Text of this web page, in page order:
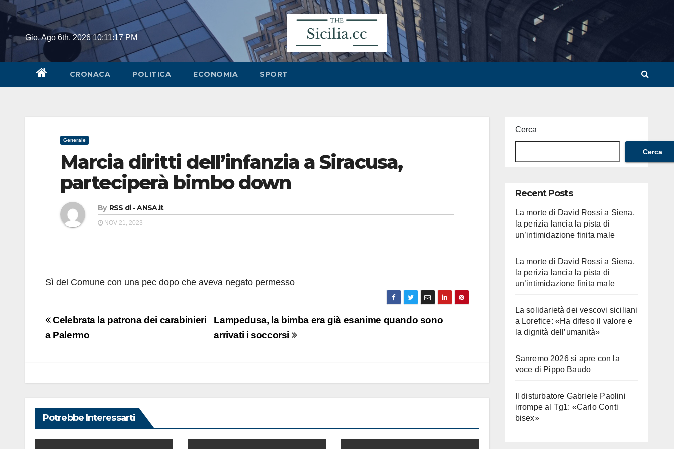
Skip
contentGio. Ago 6th, 202610:11:18 PM
CRONACA POLITICA ECONOMIA SPORT
Generale
Marcia diritti dell’infanzia a Siracusa,
parteciperà bimbo down
By RSS di - ANSA.it
NOV 21, 2023
Sì del Comune con una pec dopo che aveva negato permesso
Navigazione
articoli
Lampedusa, la bimba era già esanime quando sono
arrivati i soccorsi
Celebrata la patrona dei carabinieri
a Palermo
Potrebbe Interessarti
Cerca
Cerca
Recent Posts
La morte di David Rossi a Siena,
la perizia lancia la pista di
un’intimidazione finita male
La morte di David Rossi a Siena,
la perizia lancia la pista di
un’intimidazione finita male
La solidarietà dei vescovi siciliani
a Lorefice: «Ha difeso il valore e
la dignità dell’umanità»
Sanremo 2026 si apre con la
voce di Pippo Baudo
Il disturbatore Gabriele Paolini
irrompe al Tg1: «Carlo Conti
bisex»